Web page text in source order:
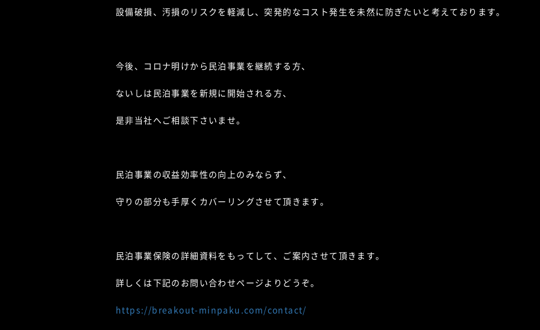
設備破損、汚損のリスクを軽減し、突発的なコスト発生を未然に防ぎたいと考えております。
今後、コロナ明けから民泊事業を継続する方、
ないしは民泊事業を新規に開始される方、
是非当社へご相談下さいませ。
民泊事業の収益効率性の向上のみならず、
守りの部分も手厚くカバーリングさせて頂きます。
民泊事業保険の詳細資料をもってして、ご案内させて頂きます。
詳しくは下記のお問い合わせページよりどうぞ。
https://breakout-minpaku.com/contact/